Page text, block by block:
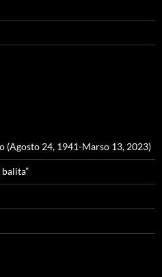
(Agosto 24, 1941-Marso 13, 2023)